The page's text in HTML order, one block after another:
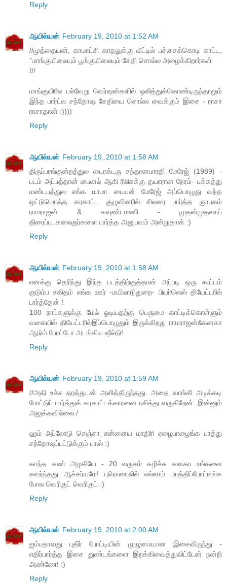
Reply
ஆயில்யன் February 19, 2010 at 1:52 AM
//முத்தையன், காமாட்சி காதலுக்கு வீட்டில் பச்சைக்கொடி காட்ட,
"மாங்குயிலையும் பூங்குயிலையும் சேதி சொல்ல அழைக்கிறார்கள்
///
மாங்குயிலே பல்வேறு வெர்ஷன்களில் ஒலித்துக்கொண்டிருந்தாலும்
இந்த பார்ட்ல சந்தோஷ சேதியை சொல்ல வைக்கும் இசை - ராசா
ராசாதான் :))))
Reply
ஆயில்யன் February 19, 2010 at 1:58 AM
திருப்பரங்குன்றத்துல டைரக்டரு சந்தானபாரதி மேரேஜ் (1989) -
படம் அப்பத்தான் பைனல் ஆகி ரீலிசுக்கு தயாரான நேரம்- பக்கத்து
மண்டபத்துல எங்க மாமா பையன் மேரேஜ் அப்பொழுது வந்த
ஒட்டுமொத்த கரகாட்ட குழுவினரில் சிலரை பார்த்த ஞாபகம்
ராமராஜன் & கவுண்டமணி - முதன்முதலாய்
திரைப்படகலைஞர்களை பார்த்த அனுபவம் அன்றுதான் :)
Reply
ஆயில்யன் February 19, 2010 at 1:58 AM
எனக்கு தெரிந்து இந்த படத்திற்குத்தான் அப்படி ஒரு கூட்டம்
குடும்ப சகிதம் எங்க ஊர் -மயிலாடுதுறை- பியர்லெஸ் தியேட்டரில்
பார்த்தேன் !
100 நாட்களுக்கு மேல் ஓடியதற்கு பெருமை காட்டிக்கொள்ளும்
வகையில் தியேட்டரில்இப்பொழுதும் இருக்கிறது ராமராஜன்&கனகா
ஆடும் போட்டோ அடங்கிய ஷீல்டு!
Reply
ஆயில்யன் February 19, 2010 at 1:59 AM
//அதி உச்ச தரத்துடன் அளித்திருந்தது. அதை வாங்கி அடிக்கடி
போட்டுப் பார்த்துக் கரகாட்டக்காரனை ரசித்து வருகிறேன். இன்னும்
அலுக்கவில்லை./
ஹம் அப்லோடு செஞ்சா என்னைய மாதிரி ஏழைபாழைங்க பாத்து
சந்தோஷப்பட்டுக்கும் பாஸ் :)
காந்த கண் அழகியே - 20 வருசம் கழிச்சு கனகா உங்களை
கவர்ந்தது ஆச்சர்யமே! புரொபைலில் எல்லாம் மாத்திப்போட்டீங்க
போல வெரிகுட் வெரிகுட் :)
Reply
ஆயில்யன் February 19, 2010 at 2:00 AM
ஐம்பதாவது புதிர் போட்டியின் முழுமையான இசைவிருந்து -
எதிர்பார்த்த இசை துண்டங்களை இறக்கிவைத்துவிட்டேன் நன்றி
அண்ணே! :)
Reply